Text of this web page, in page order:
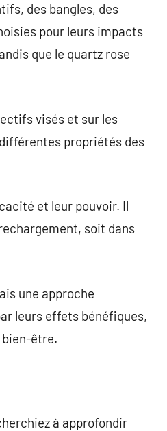
des bangles, des
pour leurs impacts
que le quartz rose
visés et sur les
propriétés des
et leur pouvoir. Il
soit dans
une approche
leurs effets bénéfiques,
être.
à approfondir